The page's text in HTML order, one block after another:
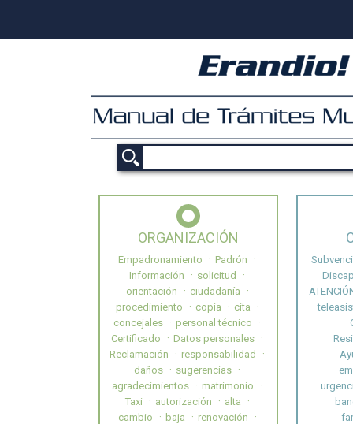
ORGANIZACIÓN
Empadronamiento
Padrón
Información
solicitud
orientación
ciudadanía
procedimiento
copia
cita
concejales
personal técnico
Certificado
Datos personales
Reclamación
responsabilidad
daños
sugerencias
agradecimientos
matrimonio
Taxi
autorización
alta
cambio
baja
renovación